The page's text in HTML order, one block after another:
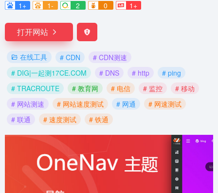
1+
1- 2 0 1+
打开网站
在线工具 # CDN
# CDN测速
# DIG|一起测17CE.COM
# DNS # http
# ping
# TRACROUTE
# 教育网 # 电信 # 监控
# 移动
# 网站测速
# 网站速度测试 # 网通
# 网速测试
# 联通
# 速度测试 # 铁通